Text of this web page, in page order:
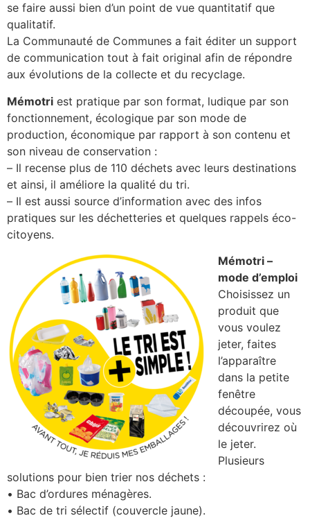
se faire aussi bien d’un point de vue quantitatif que
qualitatif.
La Communauté de Communes a fait éditer un support
de communication tout à fait original afin de répondre
aux évolutions de la collecte et du recyclage.
Mémotri est pratique par son format, ludique par son
fonctionnement, écologique par son mode de
production, économique par rapport à son contenu et
son niveau de conservation :
– Il recense plus de 110 déchets avec leurs destinations
et ainsi, il améliore la qualité du tri.
– Il est aussi source d’information avec des infos
pratiques sur les déchetteries et quelques rappels éco-
citoyens.
Mémotri –
mode d’emploi
Choisissez un
produit que
vous voulez
jeter, faites
l’apparaître
dans la petite
fenêtre
découpée, vous
découvrirez où
le jeter.
Plusieurs
solutions pour bien trier nos déchets :
• Bac d’ordures ménagères.
• Bac de tri sélectif (couvercle jaune).